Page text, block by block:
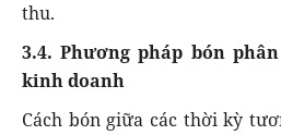
thu.
3.4. Phương pháp bón
kinh doanh
Cách bón giữa các thời kỳ